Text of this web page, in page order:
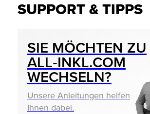
SUPPORT & TIPPS
SIE MÖCHTEN ZU
ALL‑INKL.COM
WECHSELN?
Unsere Anleitungen helfen
Ihnen dabei.